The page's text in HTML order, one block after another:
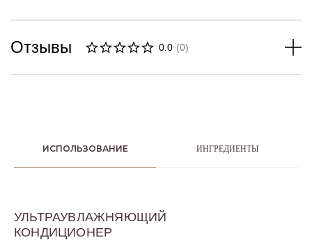
Отзывы 0.0 (0)
ИСПОЛЬЗОВАНИЕ ИНГРЕДИЕНТЫ
УЛЬТРАУВЛАЖНЯЮЩИЙ
КОНДИЦИОНЕР